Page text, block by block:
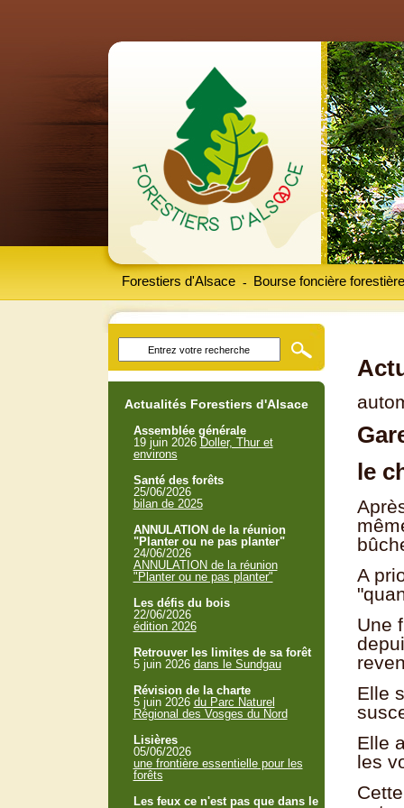
Forestiers d'Alsace Bourse foncière forestière
-
le
A
Une
Elle
Elle
les
Actualités Forestiers d'Alsace
Assemblée générale
19 juin 2026 Doller, Thur et
environs
Santé des forêts
25/06/2026
bilan de 2025
ANNULATION de la réunion
"Planter ou ne pas planter"
24/06/2026
ANNULATION de la réunion
"Planter ou ne pas planter"
Les défis du bois
22/06/2026
édition 2026
Retrouver les limites de sa forêt
5 juin 2026 dans le Sundgau
Révision de la charte
5 juin 2026 du Parc Naturel
Régional des Vosges du Nord
Lisières
05/06/2026
une frontière essentielle pour les
forêts
Les feux ce n'est pas que dans le